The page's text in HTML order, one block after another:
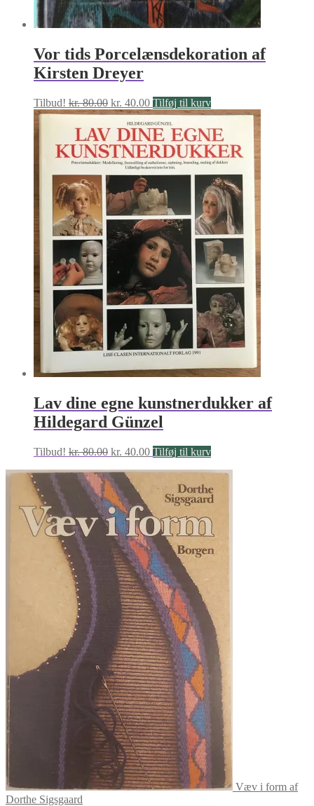
Vor tids Porcelænsdekoration af
Kirsten Dreyer
Tilbud! kr.80.00 Den
oprindelige
pris
var:
kr. 80.00.
kr. 40.00Den
aktuelle
pris
er:
kr. 40.00.
Tilføj til kurv
Lav dine egne kunstnerdukker af
Hildegard Günzel
Tilbud! kr.80.00 Den
pris
var:
kr. 80.00.
kr. 40.00Den
pris
er:
kr. 40.00.
Tilføj til kurv
Væv i form af
Dorthe Sigsgaard